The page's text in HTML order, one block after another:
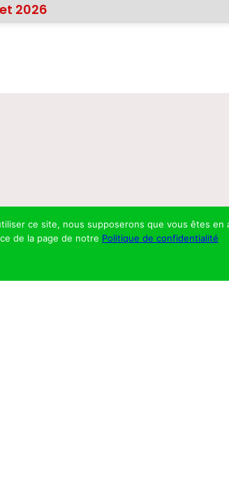
2026
ce site, nous supposerons que vous êtes en
de la page de notre Politique de confidentialité